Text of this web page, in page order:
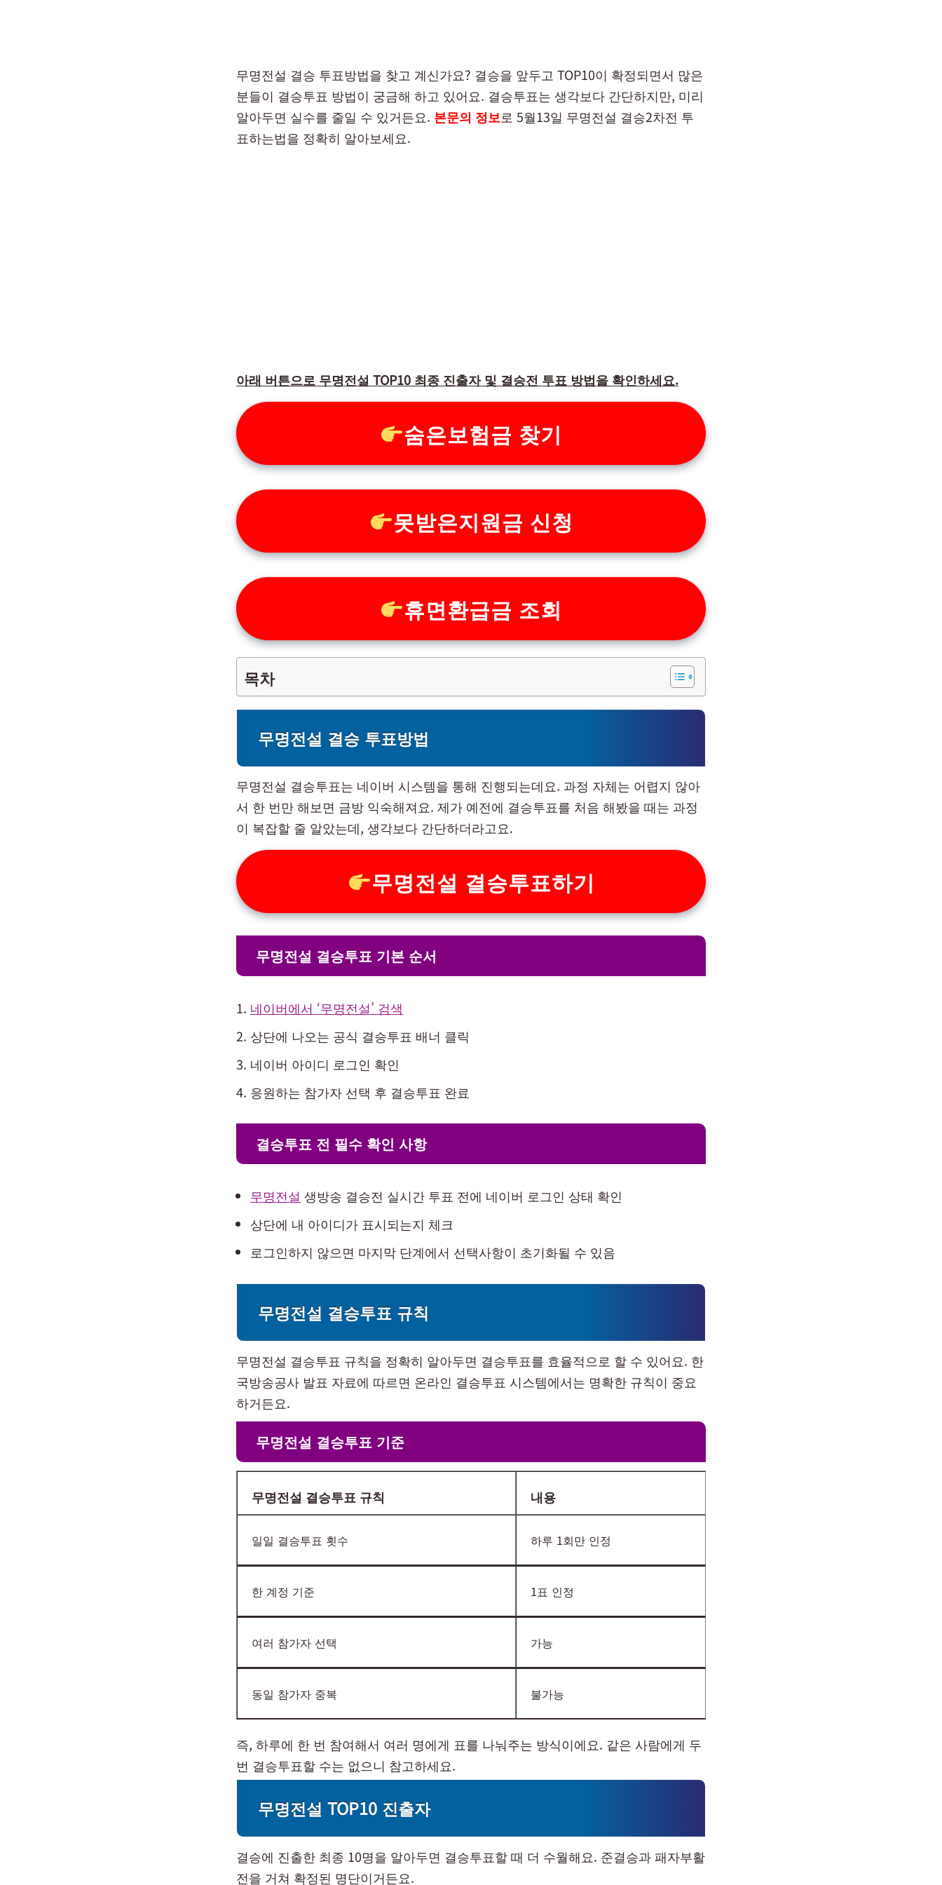
무명전설 결승 투표방법을 찾고 계신가요? 결승을 앞두고 TOP10이 확정되면서 많은
분들이 결승투표 방법이 궁금해 하고 있어요. 결승투표는 생각보다 간단하지만, 미리
알아두면 실수를 줄일 수 있거든요. 본문의 정보로 5월13일 무명전설 결승2차전 투
표하는법을 정확히 알아보세요.
아래 버튼으로 무명전설 TOP10 최종 진출자 및 결승전 투표 방법을 확인하세요.
숨은보험금 찾기
못받은지원금 신청
휴면환급금 조회
목차
무명전설 결승 투표방법
무명전설 결승투표는 네이버 시스템을 통해 진행되는데요. 과정 자체는 어렵지 않아
서 한 번만 해보면 금방 익숙해져요. 제가 예전에 결승투표를 처음 해봤을 때는 과정
이 복잡할 줄 알았는데, 생각보다 간단하더라고요.
무명전설 결승투표하기
무명전설 결승투표 기본 순서
네이버에서 ‘무명전설’ 검색
상단에 나오는 공식 결승투표 배너 클릭
네이버 아이디 로그인 확인
응원하는 참가자 선택 후 결승투표 완료
결승투표 전 필수 확인 사항
무명전설 생방송 결승전 실시간 투표 전에 네이버 로그인 상태 확인
상단에 내 아이디가 표시되는지 체크
로그인하지 않으면 마지막 단계에서 선택사항이 초기화될 수 있음
무명전설 결승투표 규칙
무명전설 결승투표 규칙을 정확히 알아두면 결승투표를 효율적으로 할 수 있어요. 한
국방송공사 발표 자료에 따르면 온라인 결승투표 시스템에서는 명확한 규칙이 중요
하거든요.
무명전설 결승투표 기준
무명전설 결승투표 규칙 내용
일일 결승투표 횟수 하루 1회만 인정
한 계정 기준 1표 인정
여러 참가자 선택 가능
동일 참가자 중복 불가능
즉, 하루에 한 번 참여해서 여러 명에게 표를 나눠주는 방식이에요. 같은 사람에게 두
번 결승투표할 수는 없으니 참고하세요.
무명전설 TOP10 진출자
결승에 진출한 최종 10명을 알아두면 결승투표할 때 더 수월해요. 준결승과 패자부활
전을 거쳐 확정된 명단이거든요.